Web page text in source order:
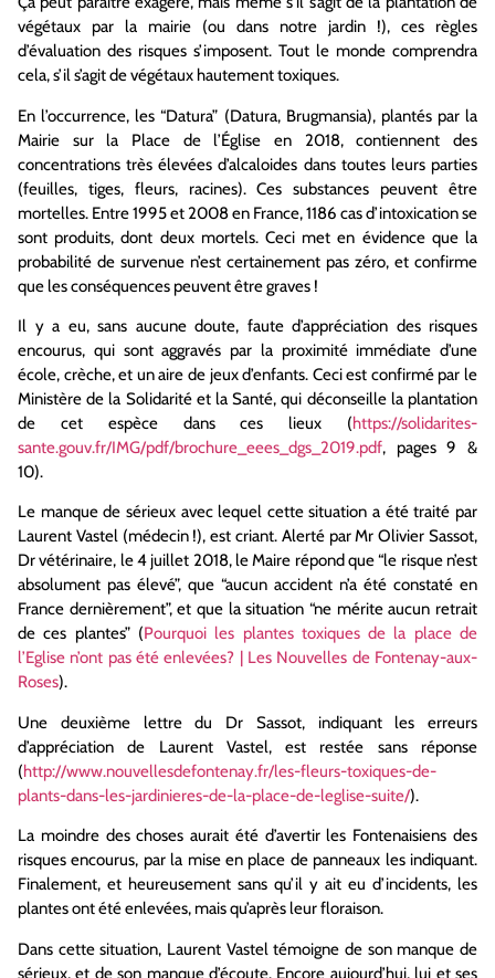
végétaux par la mairie (ou dans notre jardin !), ces règles
d’évaluation des risques s’imposent. Tout le monde comprendra
cela, s’il s’agit de végétaux hautement toxiques.
En l’occurrence, les “Datura” (Datura, Brugmansia), plantés par la
Mairie sur la Place de l’Église en 2018, contiennent des
concentrations très élevées d’alcaloides dans toutes leurs parties
(feuilles, tiges, fleurs, racines). Ces substances peuvent être
mortelles. Entre 1995 et 2008 en France, 1186 cas d’intoxication se
sont produits, dont deux mortels. Ceci met en évidence que la
probabilité de survenue n’est certainement pas zéro, et confirme
que les conséquences peuvent être graves !
Il y a eu, sans aucune doute, faute d’appréciation des risques
encourus, qui sont aggravés par la proximité immédiate d’une
école, crèche, et un aire de jeux d’enfants. Ceci est confirmé par le
Ministère de la Solidarité et la Santé, qui déconseille la plantation
de cet espèce dans ces lieux (https://solidarites-
sante.gouv.fr/IMG/pdf/brochure_eees_dgs_2019.pdf, pages 9 &
10).
Le manque de sérieux avec lequel cette situation a été traité par
Laurent Vastel (médecin !), est criant. Alerté par Mr Olivier Sassot,
Dr vétérinaire, le 4 juillet 2018, le Maire répond que “le risque n’est
absolument pas élevé”, que “aucun accident n’a été constaté en
France dernièrement”, et que la situation “ne mérite aucun retrait
de ces plantes” (Pourquoi les plantes toxiques de la place de
l’Eglise n’ont pas été enlevées? | Les Nouvelles de Fontenay-aux-
Roses).
Une deuxième lettre du Dr Sassot, indiquant les erreurs
d’appréciation de Laurent Vastel, est restée sans réponse
(http://www.nouvellesdefontenay.fr/les-fleurs-toxiques-de-
plants-dans-les-jardinieres-de-la-place-de-leglise-suite/).
La moindre des choses aurait été d’avertir les Fontenaisiens des
risques encourus, par la mise en place de panneaux les indiquant.
Finalement, et heureusement sans qu’il y ait eu d’incidents, les
plantes ont été enlevées, mais qu’après leur floraison.
Dans cette situation, Laurent Vastel témoigne de son manque de
sérieux, et de son manque d’écoute. Encore aujourd’hui, lui et ses